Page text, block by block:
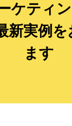
ケティ
新実例を
ます